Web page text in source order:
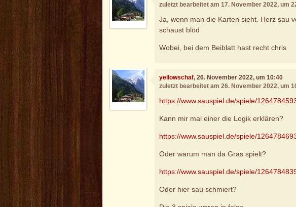
zuletzt bearbeitet am 17. November 2022, um
Ja, wenn man die Karten sieht. Herz sau
schaust blöd
Wobei, bei dem Beiblatt hast recht chris
yellowschaf, 26. November 2022, um 10:40
zuletzt bearbeitet am 26. November 2022, um
https://www.sauspiel.de/spiele/
Kann mir mal einer die Logik erklären?
https://www.sauspiel.de/spiele/
Oder warum man da Gras spielt?
https://www.sauspiel.de/spiele/
Oder hier sau schmiert?